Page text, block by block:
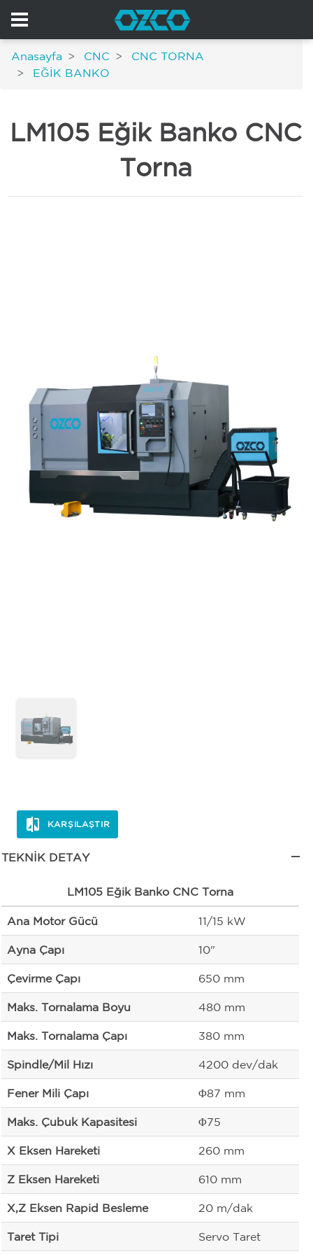
Anasayfa CNC
CNC TORNA
EĞİK BANKO
LM105 Eğik Banko CNC
Torna
KARŞILAŞTIR
TEKNIK DETAY
LM105 Eğik Banko CNC Torna
Ana Motor Gücü 11/15 kW
Ayna Çapı 10"
Çevirme Çapı 650 mm
Maks. Tornalama Boyu 480 mm
Maks. Tornalama Çapı 380 mm
Spindle/Mil Hızı 4200 dev/dak
Fener Mili Çapı Φ87 mm
Maks. Çubuk Kapasitesi Φ75
X Eksen Hareketi 260 mm
Z Eksen Hareketi 610 mm
X,Z Eksen Rapid Besleme 20 m/dak
Taret Tipi Servo Taret